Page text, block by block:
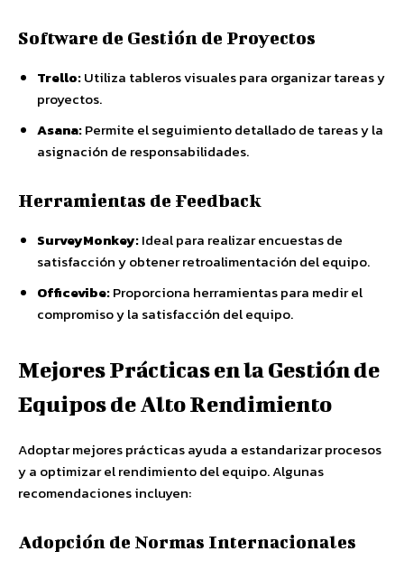
Software de Gestión de Proyectos
Trello:Utiliza tableros visuales para organizar tareas y
proyectos.
Asana:Permite el seguimiento detallado de tareas y la
asignación de responsabilidades.
Herramientas de Feedback
SurveyMonkey:Ideal para realizar encuestas de
satisfacción y obtener retroalimentación del equipo.
Officevibe:Proporciona herramientas para medir el
compromiso y la satisfacción del equipo.
Mejores Prácticas en la Gestión de
Equipos de Alto Rendimiento
Adoptar mejores prácticas ayuda a estandarizar procesos
y a optimizar el rendimiento del equipo. Algunas
recomendaciones incluyen:
Adopción de Normas Internacionales